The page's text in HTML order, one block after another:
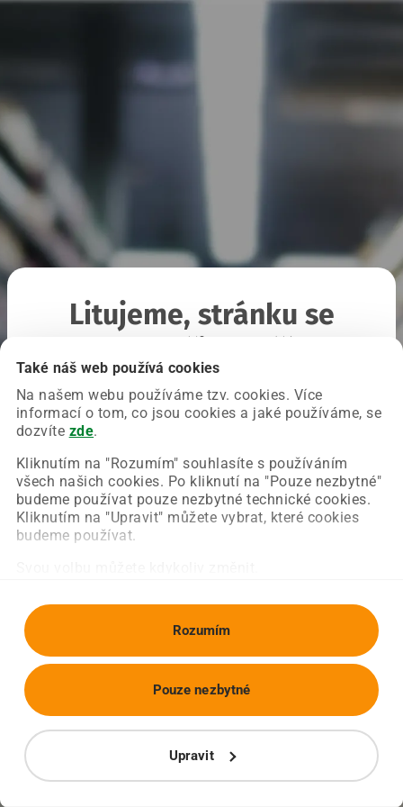
Také náš web používá cookies
Na našem webu používáme tzv. cookies. Více
informací o tom, co jsou cookies a jaké používáme, se
dozvíte zde.
Kliknutím na "Rozumím" souhlasíte s používáním
všech našich cookies. Po kliknutí na "Pouze nezbytné"
budeme používat pouze nezbytné technické cookies.
Kliknutím na "Upravit" můžete vybrat, které cookies
budeme používat.
Rozumím
Upravit
Pouze nezbytné
Litujeme, stránku se
Chyba nastala na naší straně a už ji opravujeme.
Zkuste prosím znovu načíst požadovanou stránku.
Obnovit stránku Úvodní strana